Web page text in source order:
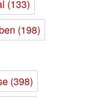
(133)
(198)
(398)